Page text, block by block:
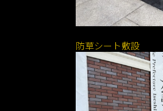
防草シート敷設